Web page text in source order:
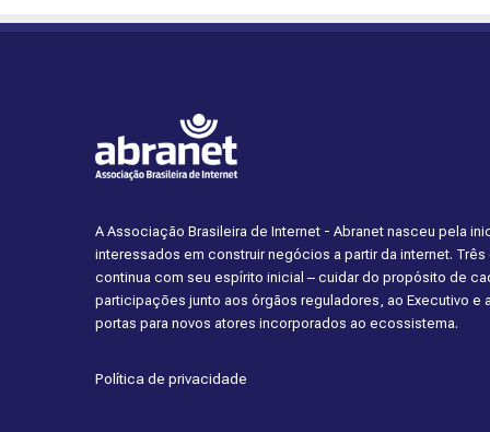
A Associação Brasileira de Internet - Abranet nasceu pela
interessados em construir negócios a partir da internet.
continua com seu espírito inicial – cuidar do propósito de
participações junto aos órgãos reguladores, ao Executivo e
portas para novos atores incorporados ao ecossistema.
Política de privacidade